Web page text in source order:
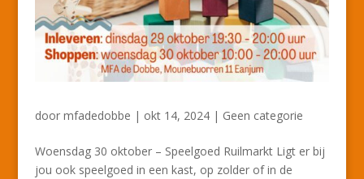
door mfadedobbe | okt 14, 2024| Geen categorie
Woensdag 30 oktober – Speelgoed Ruilmarkt Ligt er bij
jou ook speelgoed in een kast, op zolder of in de